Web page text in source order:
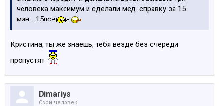
человека максимум и сделали мед. справку за 15
мин... 15лс
Кристина, ты же знаешь, тебя везде без очереди
пропустят
Dimariys
Свой человек